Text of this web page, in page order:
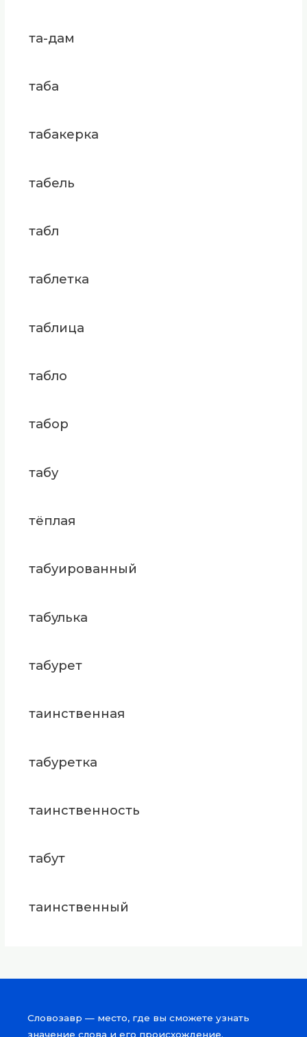
та-дам
таба
табакерка
табель
табл
таблетка
таблица
табло
табор
табу
тёплая
табуированный
табулька
табурет
таинственная
табуретка
таинственность
табут
таинственный
Словозавр — место, где вы сможете узнать
значение слова и его происхождение.